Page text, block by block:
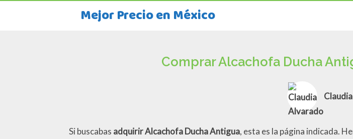
Mejor Precio en México
Comprar Alcachofa Ducha
Si buscabas adquirir Alcachofa Ducha Antigua, esta es la página indicada.